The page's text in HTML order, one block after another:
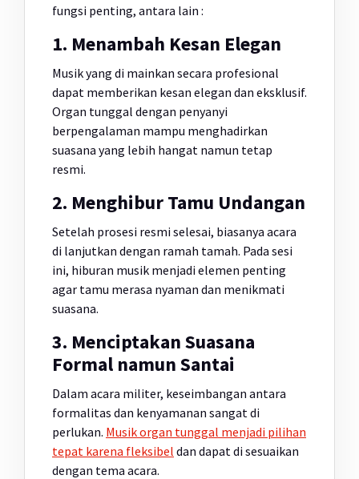
fungsi penting, antara lain :
1. Menambah Kesan Elegan
Musik yang di mainkan secara profesional
dapat memberikan kesan elegan dan eksklusif.
Organ tunggal dengan penyanyi
berpengalaman mampu menghadirkan
suasana yang lebih hangat namun tetap
resmi.
2. Menghibur Tamu Undangan
Setelah prosesi resmi selesai, biasanya acara
di lanjutkan dengan ramah tamah. Pada sesi
ini, hiburan musik menjadi elemen penting
agar tamu merasa nyaman dan menikmati
suasana.
3. Menciptakan Suasana
Formal namun Santai
Dalam acara militer, keseimbangan antara
formalitas dan kenyamanan sangat di
perlukan. Musik organ tunggal menjadi pilihan
tepat karena fleksibel dan dapat di sesuaikan
dengan tema acara.